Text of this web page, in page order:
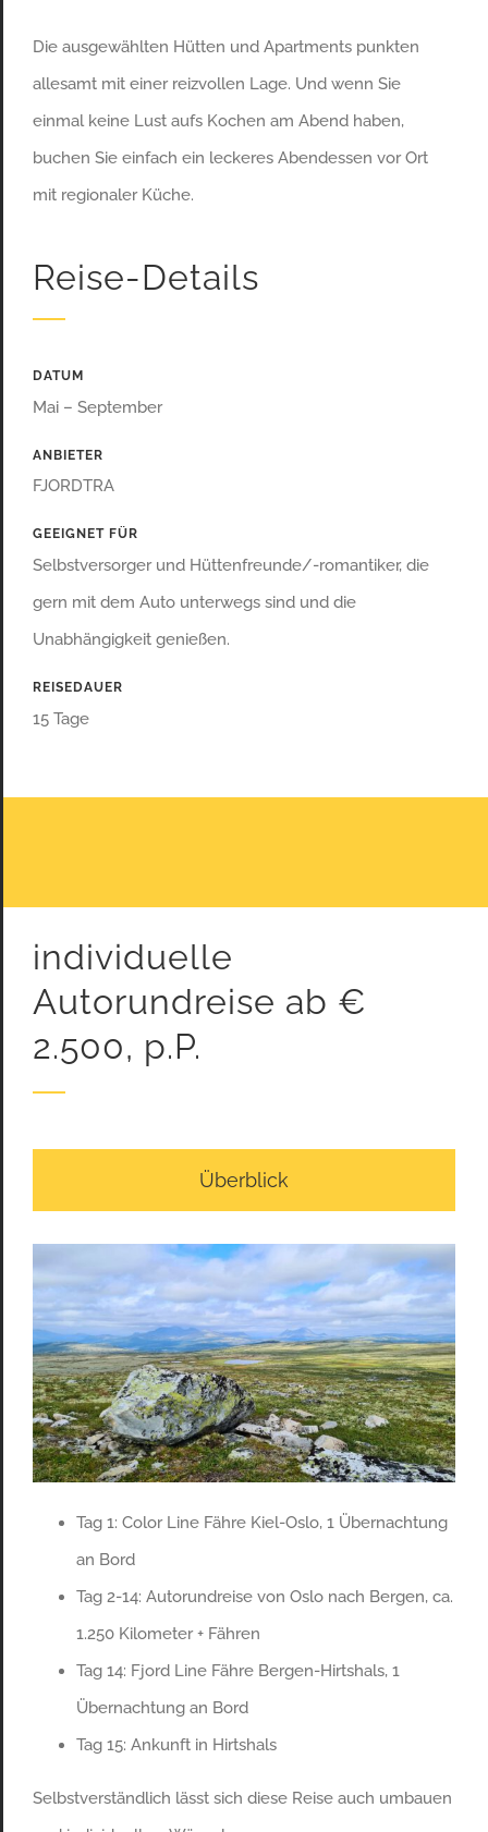
Die ausgewählten Hütten und Apartments punkten
allesamt mit einer reizvollen Lage. Und wenn Sie
einmal keine Lust aufs Kochen am Abend haben,
buchen Sie einfach ein leckeres Abendessen vor Ort
mit regionaler Küche.
Reise-Details
DATUM
Mai – September
ANBIETER
FJORDTRA
GEEIGNET FÜR
Selbstversorger und Hüttenfreunde/-romantiker, die
gern mit dem Auto unterwegs sind und die
Unabhängigkeit genießen.
REISEDAUER
15 Tage
individuelle
Autorundreise ab €
2.500, p.P.
Überblick
Tag 1: Color Line Fähre Kiel-Oslo, 1 Übernachtung
an Bord
Tag 2-14: Autorundreise von Oslo nach Bergen, ca.
1.250 Kilometer + Fähren
Tag 14: Fjord Line Fähre Bergen-Hirtshals, 1
Übernachtung an Bord
Tag 15: Ankunft in Hirtshals
Selbstverständlich lässt sich diese Reise auch umbauen